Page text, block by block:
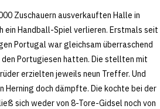
Zuschauern ausverkauften Halle in
ein Handball-Spiel verlieren. Erstmals seit
Portugal war gleichsam überraschend
Portugiesen hatten. Die stellten mit
erzielten jeweils neun Treffer. Und
Herning doch dämpfte. Die kochte bei der
sich weder von 8-Tore-Gidsel noch von